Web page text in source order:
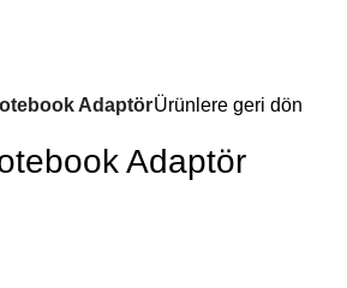
AdaptörÜrünlere geri dön
Adaptör